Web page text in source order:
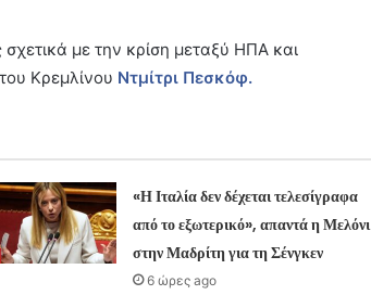
με την κρίση μεταξύ ΗΠΑ και
Κρεμλίνου Ντμίτρι Πεσκόφ.
«Η Ιταλία δεν δέχεται τελεσίγραφα
από το εξωτερικό», απαντά η Μελόνι
στην Μαδρίτη για τη Σένγκεν
6 ώρες ago